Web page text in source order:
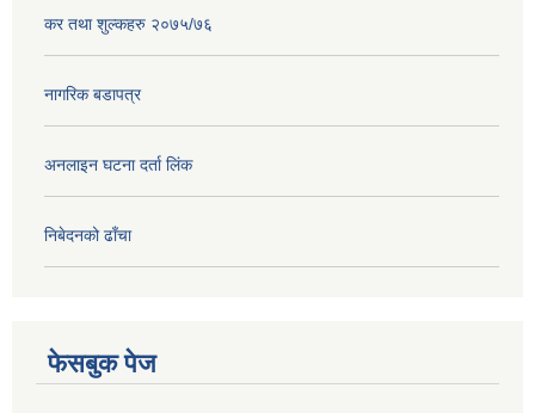
कर तथा शुल्कहरु २०७५/७६
नागरिक बडापत्र
अनलाइन घटना दर्ता लिंक
निबेदनको ढाँचा
फेसबुक पेज